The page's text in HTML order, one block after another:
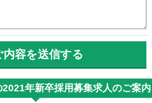
年新卒採用募集求人のご案内